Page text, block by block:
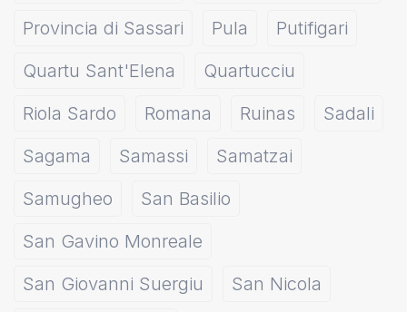
Provincia di Sassari
Pula
Putifigari
Quartu Sant'Elena
Quartucciu
Riola Sardo
Romana Ruinas
Sadali
Sagama
Samassi
Samatzai
Samugheo
San Basilio
San Gavino Monreale
San Giovanni Suergiu
San Nicola